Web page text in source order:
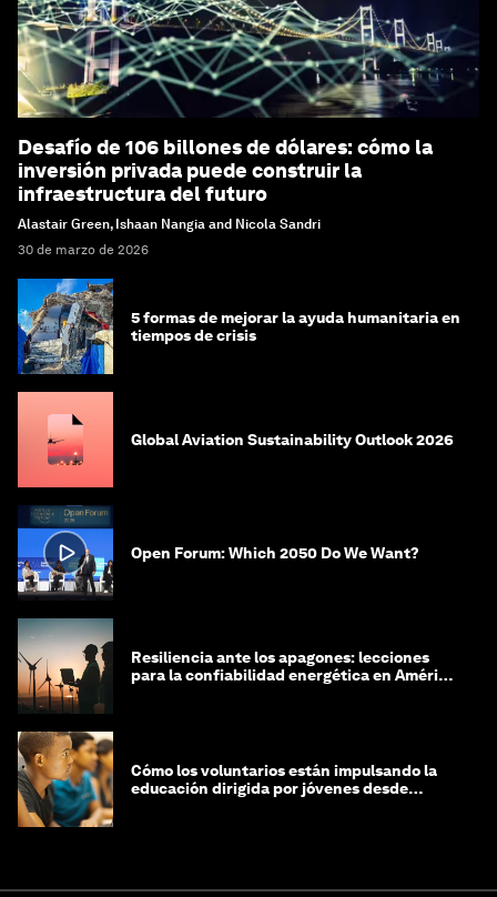
Desafío de 106 billones de dólares: cómo la
inversión privada puede construir la
infraestructura del futuro
Alastair Green, Ishaan Nangia and Nicola Sandri
30 de marzo de 2026
5 formas de mejorar la ayuda humanitaria en
tiempos de crisis
Global Aviation Sustainability Outlook 2026
Open Forum: Which 2050 Do We Want?
Resiliencia ante los apagones: lecciones
para la confiabilidad energética en América
Cómo los voluntarios están impulsando la
educación dirigida por jóvenes desde